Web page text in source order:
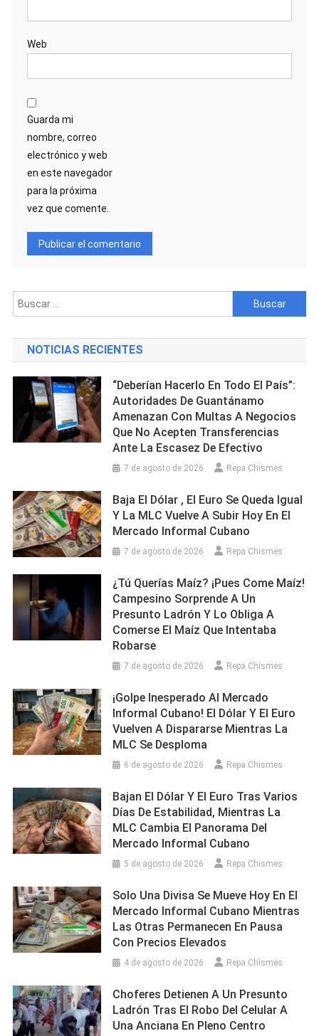
Web
Guarda mi
nombre, correo
electrónico y web
en este navegador
para la próxima
vez que comente.
Buscar:
NOTICIAS RECIENTES
“Deberían Hacerlo En Todo El País”:
Autoridades De Guantánamo
Amenazan Con Multas A Negocios
Que No Acepten Transferencias
Ante La Escasez De Efectivo
7 de agosto de 2026 Repa Chismes
Baja El Dólar , El Euro Se Queda Igual
Y La MLC Vuelve A Subir Hoy En El
Mercado Informal Cubano
7 de agosto de 2026 Repa Chismes
¿Tú Querías Maíz? ¡Pues Come Maíz!
Campesino Sorprende A Un
Presunto Ladrón Y Lo Obliga A
Comerse El Maíz Que Intentaba
Robarse
7 de agosto de 2026 Repa Chismes
¡Golpe Inesperado Al Mercado
Informal Cubano! El Dólar Y El Euro
Vuelven A Dispararse Mientras La
MLC Se Desploma
6 de agosto de 2026 Repa Chismes
Bajan El Dólar Y El Euro Tras Varios
Días De Estabilidad, Mientras La
MLC Cambia El Panorama Del
Mercado Informal Cubano
5 de agosto de 2026 Repa Chismes
Solo Una Divisa Se Mueve Hoy En El
Mercado Informal Cubano Mientras
Las Otras Permanecen En Pausa
Con Precios Elevados
4 de agosto de 2026 Repa Chismes
Choferes Detienen A Un Presunto
Ladrón Tras El Robo Del Celular A
Una Anciana En Pleno Centro